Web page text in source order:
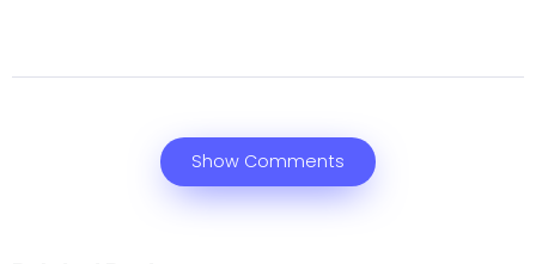
Show Comments